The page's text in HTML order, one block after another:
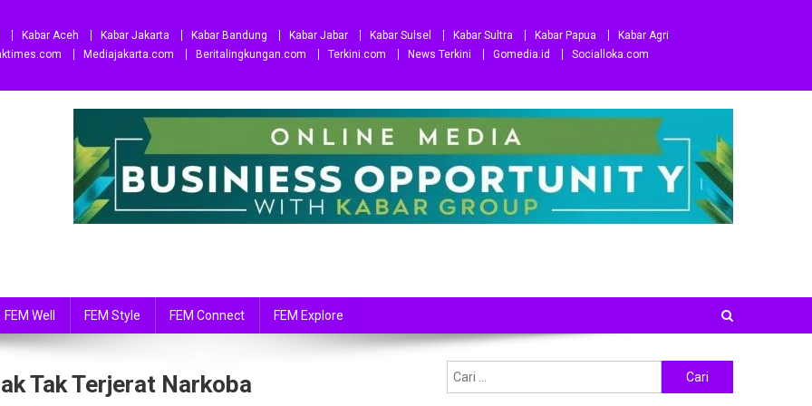
Kabar Aceh Kabar Jakarta Kabar Bandung Kabar Jabar Kabar Sulsel Kabar Sultra Kabar Papua
Kabar Agri
Mediajakarta.com Beritalingkungan.com Terkini.com News Terkini Gomedia.id
Socialloka.com
FEM Well FEM Style FEM Connect FEM Explore
Tak Terjerat Narkoba
untuk: